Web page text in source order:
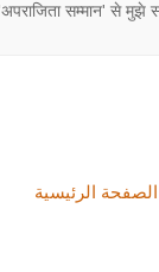
'अपराजिता सम्मान' से
الصفحة الرئيسية